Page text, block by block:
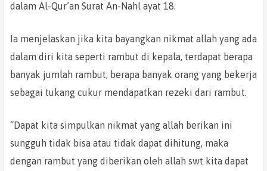
dalam Al-Qur’an Surat An-Nahl ayat 18.
Ia menjelaskan jika kita bayangkan nikmat allah yang ada
dalam diri kita seperti rambut di kepala, terdapat berapa
banyak jumlah rambut, berapa banyak orang yang bekerja
sebagai tukang cukur mendapatkan rezeki dari rambut.
“Dapat kita simpulkan nikmat yang allah berikan ini
sungguh tidak bisa atau tidak dapat dihitung, maka
dengan rambut yang diberikan oleh allah swt kita dapat